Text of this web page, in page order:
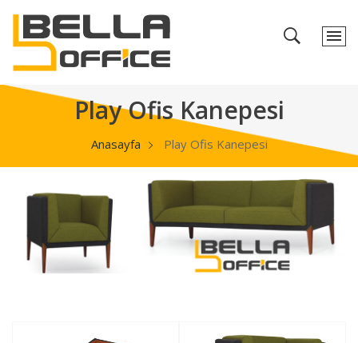
Play Ofis Kanepesi
Anasayfa Play Ofis Kanepesi